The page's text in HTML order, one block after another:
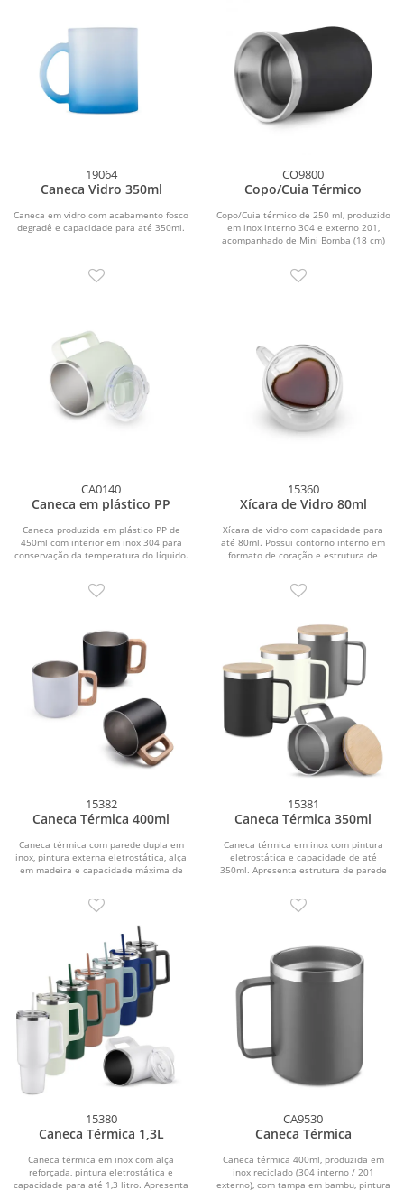
19064
Caneca Vidro 350ml
Caneca em vidro com acabamento fosco
degradê e capacidade para até 350ml.
CO9800
Copo/Cuia Térmico
Copo/Cuia térmico de 250 ml, produzido
em inox interno 304 e externo 201,
acompanhado de Mini Bomba (18 cm)
CA0140
Caneca em plástico PP
Caneca produzida em plástico PP de
450ml com interior em inox 304 para
conservação da temperatura do líquido.
15360
Xícara de Vidro 80ml
Xícara de vidro com capacidade para
até 80ml. Possui contorno interno em
formato de coração e estrutura de
15382
Caneca Térmica 400ml
Caneca térmica com parede dupla em
inox, pintura externa eletrostática, alça
em madeira e capacidade máxima de
15381
Caneca Térmica 350ml
Caneca térmica em inox com pintura
eletrostática e capacidade de até
350ml. Apresenta estrutura de parede
15380
Caneca Térmica 1,3L
Caneca térmica em inox com alça
reforçada, pintura eletrostática e
capacidade para até 1,3 litro. Apresenta
CA9530
Caneca Térmica
Caneca térmica 400ml, produzida em
inox reciclado (304 interno / 201
externo), com tampa em bambu, pintura